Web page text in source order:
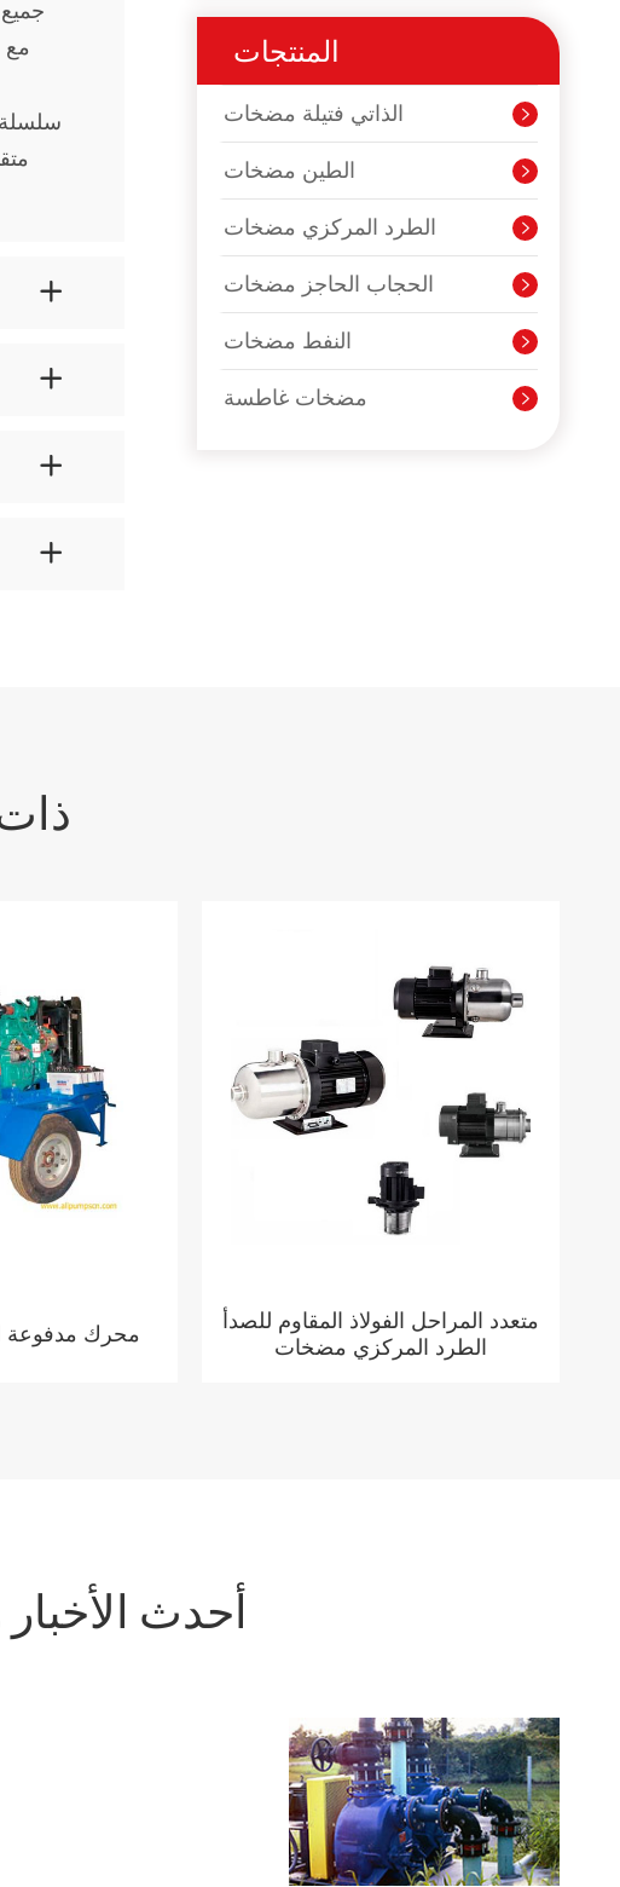
مع




المنتجات
الذاتي فتيلة مضخات 
الطين مضخات 
الطرد المركزي مضخات 
الحجاب الحاجز مضخات 
النفط مضخات 
مضخات غاطسة 
محرك مدفوعة
متعدد المراحل الفولاذ المقاوم للصدأ
الطرد المركزي مضخات
أحدث